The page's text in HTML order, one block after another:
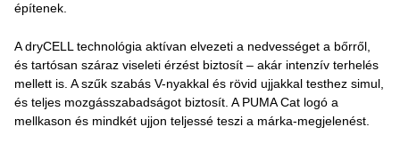
építenek.
A dryCELL technológia aktívan elvezeti a nedvességet a bőrről,
és tartósan száraz viseleti érzést biztosít – akár intenzív terhelés
mellett is. A szűk szabás V-nyakkal és rövid ujjakkal testhez simul,
és teljes mozgásszabadságot biztosít. A PUMA Cat logó a
mellkason és mindkét ujjon teljessé teszi a márka-megjelenést.